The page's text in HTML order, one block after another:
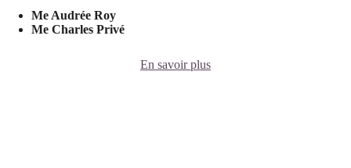
Me Audrée Roy
Me Charles Privé
En savoir plus